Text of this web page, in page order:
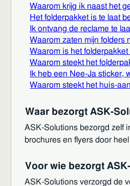
Waarom krijg ik naast het
Het folderpakket is te laat
Ik ontvang de reclame te
Waarom zaten mijn folders
Waarom is het
Waarom steekt het
Ik heb een Nee-Ja sticker,
Waarom steekt het huis-
Waar bezorgt ASK-
ASK-Solutions bezorgd zelf
brochures en flyers door
Voor wie bezorgt
ASK-Solutions verzorgd de